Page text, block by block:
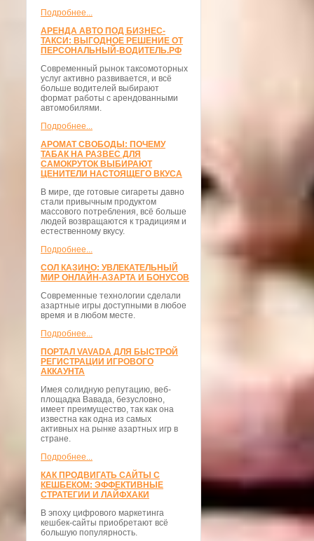
Подробнее...
АРЕНДА АВТО ПОД БИЗНЕС-
ТАКСИ: ВЫГОДНОЕ РЕШЕНИЕ ОТ
ПЕРСОНАЛЬНЫЙ-ВОДИТЕЛЬ.РФ
Современный рынок таксомоторных
услуг активно развивается, и всё
больше водителей выбирают
формат работы с арендованными
автомобилями.
Подробнее...
АРОМАТ СВОБОДЫ: ПОЧЕМУ
ТАБАК НА РАЗВЕС ДЛЯ
САМОКРУТОК ВЫБИРАЮТ
ЦЕНИТЕЛИ НАСТОЯЩЕГО ВКУСА
В мире, где готовые сигареты давно
стали привычным продуктом
массового потребления, всё больше
людей возвращаются к традициям и
естественному вкусу.
Подробнее...
СОЛ КАЗИНО: УВЛЕКАТЕЛЬНЫЙ
МИР ОНЛАЙН-АЗАРТА И БОНУСОВ
Современные технологии сделали
азартные игры доступными в любое
время и в любом месте.
Подробнее...
ПОРТАЛ VAVADA ДЛЯ БЫСТРОЙ
РЕГИСТРАЦИИ ИГРОВОГО
АККАУНТА
Имея солидную репутацию, веб-
площадка Вавада, безусловно,
имеет преимущество, так как она
известна как одна из самых
активных на рынке азартных игр в
стране.
Подробнее...
КАК ПРОДВИГАТЬ САЙТЫ С
КЕШБЕКОМ: ЭФФЕКТИВНЫЕ
СТРАТЕГИИ И ЛАЙФХАКИ
В эпоху цифрового маркетинга
кешбек-сайты приобретают всё
большую популярность.